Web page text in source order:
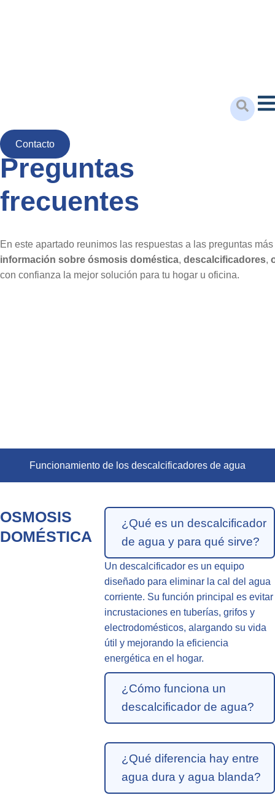
Contacto
Preguntas
frecuentes
En este apartado reunimos las respuestas a las preguntas
información sobre ósmosis doméstica, descalcificadores,
con confianza la mejor solución para tu hogar u oficina.
Funcionamiento de los descalcificadores de agua
OSMOSIS
DOMÉSTICA
¿Qué es un descalcificador
de agua y para qué sirve?
Un descalcificador es un equipo
diseñado para eliminar la cal del agua
corriente. Su función principal es evitar
incrustaciones en tuberías, grifos y
electrodomésticos, alargando su vida
útil y mejorando la eficiencia
energética en el hogar.
¿Cómo funciona un
descalcificador de agua?
¿Qué diferencia hay entre
agua dura y agua blanda?